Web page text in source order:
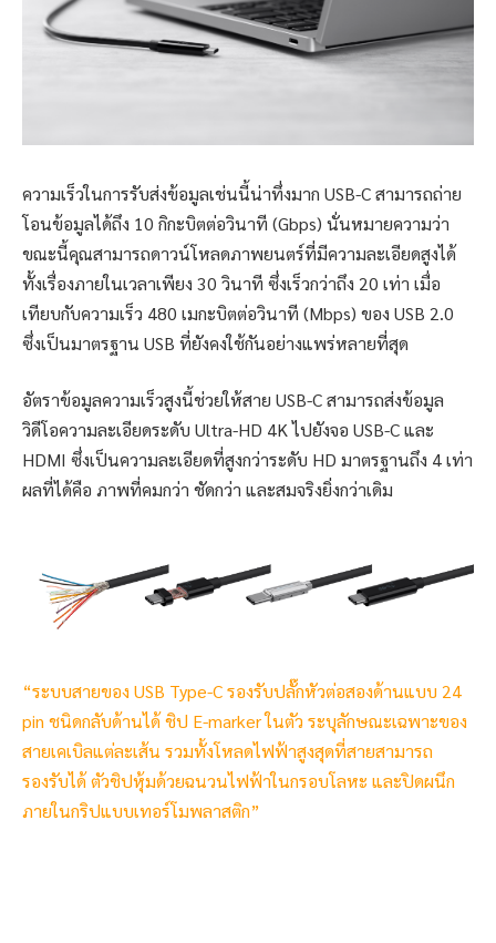
ความเร็วในการรับส่งข้อมูลเช่นนี้น่าทึ่งมาก USB-C สามารถถ่าย
โอนข้อมูลได้ถึง 10 กิกะบิตต่อวินาที (Gbps) นั่นหมายความว่า
ขณะนี้คุณสามารถดาวน์โหลดภาพยนตร์ที่มีความละเอียดสูงได้
ทั้งเรื่องภายในเวลาเพียง 30 วินาที ซึ่งเร็วกว่าถึง 20 เท่า เมื่อ
เทียบกับความเร็ว 480 เมกะบิตต่อวินาที (Mbps) ของ USB 2.0
ซึ่งเป็นมาตรฐาน USB ที่ยังคงใช้กันอย่างแพร่หลายที่สุด
อัตราข้อมูลความเร็วสูงนี้ช่วยให้สาย USB-C สามารถส่งข้อมูล
วิดีโอความละเอียดระดับ Ultra-HD 4K ไปยังจอ USB-C และ
HDMI ซึ่งเป็นความละเอียดที่สูงกว่าระดับ HD มาตรฐานถึง 4 เท่า
ผลที่ได้คือ ภาพที่คมกว่า ชัดกว่า และสมจริงยิ่งกว่าเดิม
“ระบบสายของ USB Type-C รองรับปลั๊กหัวต่อสองด้านแบบ 24
pin ชนิดกลับด้านได้ ชิป E-marker ในตัว ระบุลักษณะเฉพาะของ
สายเคเบิลแต่ละเส้น รวมทั้งโหลดไฟฟ้าสูงสุดที่สายสามารถ
รองรับได้ ตัวชิปหุ้มด้วยฉนวนไฟฟ้าในกรอบโลหะ และปิดผนึก
ภายในกริปแบบเทอร์โมพลาสติก”